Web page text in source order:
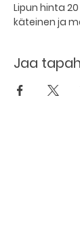
Lipun hinta
käteinen ja
Jaa